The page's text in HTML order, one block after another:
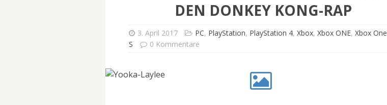
DEN DONKEY KONG-RAP
3. April 2017 PC, PlayStation, PlayStation 4, Xbox, Xbox ONE, Xbox One
S
0 Kommentare